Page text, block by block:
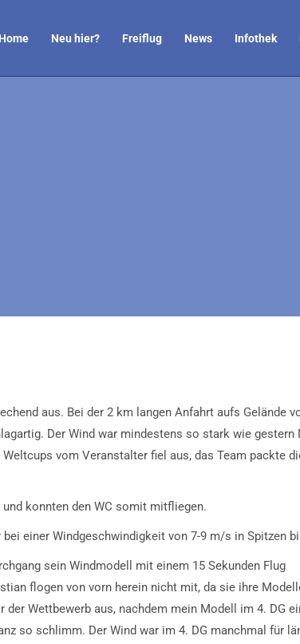
Neu hier? Freiflug News Infothek
aus. Bei der 2 km langen Anfahrt aufs Gelände
Der Wind war mindestens so stark wie gestern
vom Veranstalter fiel aus, das Team packte
konnten den WC somit mitfliegen.
einer Windgeschwindigkeit von 7-9 m/s in Spitzen
sein Windmodell mit einem 15 Sekunden Flug
flogen von vorn herein nicht mit, da sie ihre
Wettbewerb aus, nachdem mein Modell im 4. DG
so schlimm. Der Wind war im 4. DG manchmal für